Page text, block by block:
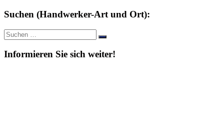
Suchen (Handwerker-Art und Ort):
Suche
nach:
Suchen
Informieren Sie sich weiter!